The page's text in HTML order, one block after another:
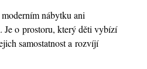
nábytku ani
Je o prostoru, který děti vybízí
samostatnost a rozvíjí